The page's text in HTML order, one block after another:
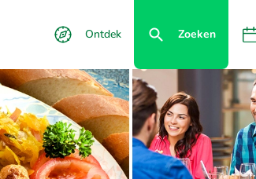
Ontdek Zoeken